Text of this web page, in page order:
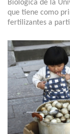
Biológica de la
que tiene como
fertilizantes a